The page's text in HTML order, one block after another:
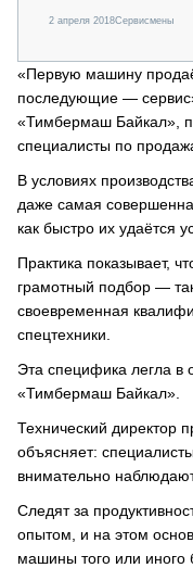
2 апреля 2018Сервисмены
«Первую машину
последующие —
«Тимбермаш Байкал»,
специалисты по
В условиях
даже самая
как быстро их удаётся
Практика показывает,
грамотный подбор —
своевременная
спецтехники.
Эта специфика легла в
«Тимбермаш Байкал».
Технический директор
объясняет:
внимательно
Следят за
опытом, и на этом
машины того или иного